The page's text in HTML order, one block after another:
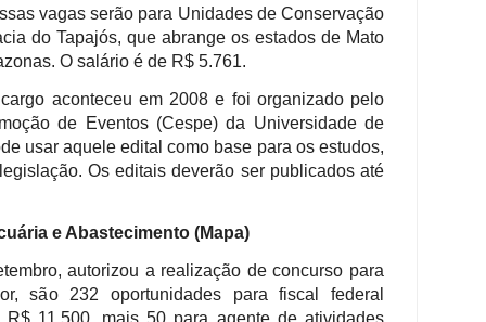
vagas serão para Unidades de Conservação
do Tapajós, que abrange os estados de Mato
O salário é de R$ 5.761.
aconteceu em 2008 e foi organizado pelo
de Eventos (Cespe) da Universidade de
usar aquele edital como base para os estudos,
Os editais deverão ser publicados até
e Abastecimento (Mapa)
autorizou a realização de concurso para
são 232 oportunidades para fiscal federal